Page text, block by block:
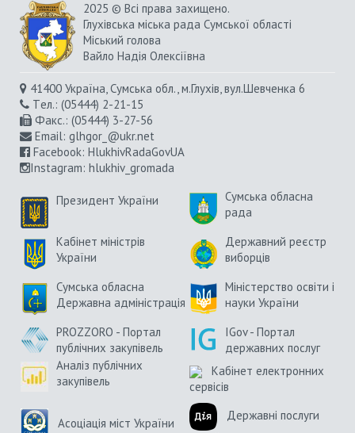
2025 © Всі права захищено.
Глухівська міська рада Сумської області
Міський голова
Вайло Надія Олексіївна
41400 Україна, Сумська обл., м.Глухів, вул.Шевченка 6
Tел.: (05444) 2-21-15
Факс.: (05444) 3-27-56
Email: glhgor_@ukr.net
Facebook: HlukhivRadaGovUA
Instagram: hlukhiv_gromada
Президент України
Сумська обласна
рада
Кабінет міністрів
України
Державний реєстр
виборців
Сумська обласна
Державна адміністрація
Міністерство освіти і
науки України
PROZZORO - Портал
публічних закупівель
IGov - Портал
державних послуг
Аналіз публічних
закупівель
Кабінет електронних
сервісів
Асоціація міст України
Державні послуги